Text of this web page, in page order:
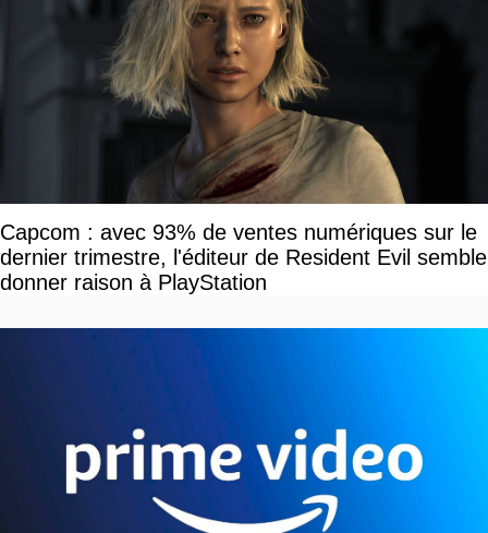
Capcom : avec 93% de ventes numériques sur le
dernier trimestre, l'éditeur de Resident Evil semble
donner raison à PlayStation